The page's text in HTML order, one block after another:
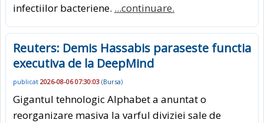
infectiilor bacteriene. ...continuare.
Reuters: Demis Hassabis paraseste functia
executiva de la DeepMind
publicat 2026-08-06 07:30:03 (Bursa)
Gigantul tehnologic Alphabet a anuntat o
reorganizare masiva la varful diviziei sale de